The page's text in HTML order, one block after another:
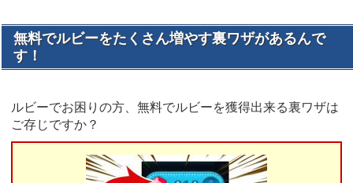
無料でルビーをたくさん増やす裏ワザがあるんで
す！
ルビーでお困りの方、無料でルビーを獲得出来る裏ワザは
ご存じですか？